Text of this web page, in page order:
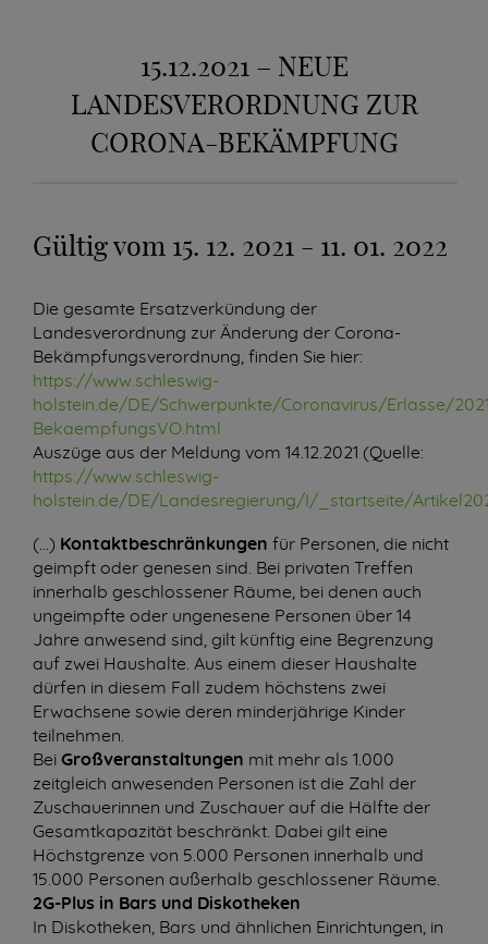
15.12.2021 – NEUE
LANDESVERORDNUNG ZUR
CORONA-BEKÄMPFUNG
Gültig vom 15. 12. 2021 - 11. 01. 2022
Die gesamte Ersatzverkündung der
Landesverordnung zur Änderung der Corona-
Bekämpfungsverordnung, finden Sie hier:
https://www.schleswig-
holstein.de/DE/Schwerpunkte/Coronavirus/Erlasse/
BekaempfungsVO.html
Auszüge aus der Meldung vom 14.12.2021 (Quelle:
https://www.schleswig-
holstein.de/DE/Landesregierung/I/_startseite/
(…) Kontaktbeschränkungen für Personen, die nicht
geimpft oder genesen sind. Bei privaten Treffen
innerhalb geschlossener Räume, bei denen auch
ungeimpfte oder ungenesene Personen über 14
Jahre anwesend sind, gilt künftig eine Begrenzung
auf zwei Haushalte. Aus einem dieser Haushalte
dürfen in diesem Fall zudem höchstens zwei
Erwachsene sowie deren minderjährige Kinder
teilnehmen.
Bei Großveranstaltungen mit mehr als 1.000
zeitgleich anwesenden Personen ist die Zahl der
Zuschauerinnen und Zuschauer auf die Hälfte der
Gesamtkapazität beschränkt. Dabei gilt eine
Höchstgrenze von 5.000 Personen innerhalb und
15.000 Personen außerhalb geschlossener Räume.
2G-Plus in Bars und Diskotheken
In Diskotheken, Bars und ähnlichen Einrichtungen, in